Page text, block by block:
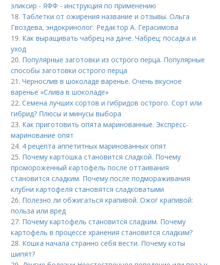
эликсир - ЯФФ - инструкция по применению
18. Таблетки от ожирения название и отзывы. Ольга
Гвоздева, эндокринолог. Редактор А. Герасимова
19. Как выращивать чабрец на даче. Чабрец: посадка и
уход
20. Популярные заготовки из острого перца. Популярные
способы заготовки острого перца
21.Чернослив в шоколаде варенье. Очень вкусное
варенье «Слива в шоколаде»
22.Семена лучших сортов и гибридов острого. Сорт или
гибрид? Плюсы и минусы выбора
23. Как приготовить опята маринованные. Экспресс-
маринование опят
24. 4 рецепта аппетитных маринованных опят
25. Почему картошка становится сладкой. Почему
промороженный картофель после оттаивания
становится сладким. Почему после подмораживания
клубни картофеля становятся сладковатыми
26. Полезно ли обжигаться крапивой. Ожог крапивой:
польза или вред
27. Почему картофель становится сладким. Почему
картофель в процессе хранения становится сладким?
28. Кошка начала странно себя вести. Почему коты
шипят?